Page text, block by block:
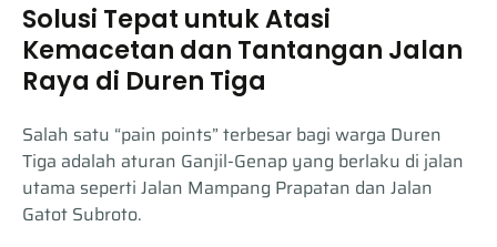
Solusi Tepat untuk Atasi
Kemacetan dan Tantangan Jalan
Raya di Duren Tiga
Salah satu “pain points” terbesar bagi warga Duren
Tiga adalah aturan Ganjil-Genap yang berlaku di jalan
utama seperti Jalan Mampang Prapatan dan Jalan
Gatot Subroto.